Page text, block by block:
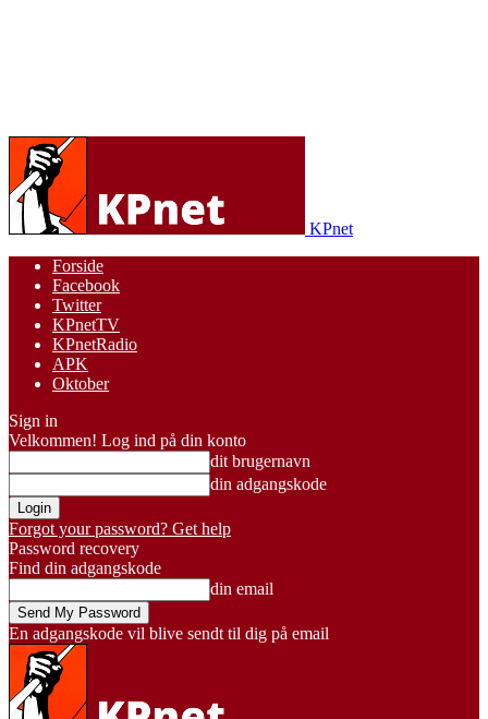
KPnet
Forside
Facebook
Twitter
KPnetTV
KPnetRadio
APK
Oktober
Sign in
Velkommen! Log ind på din konto
dit brugernavn
din adgangskode
Forgot your password? Get help
Password recovery
Find din adgangskode
din email
En adgangskode vil blive sendt til dig på email